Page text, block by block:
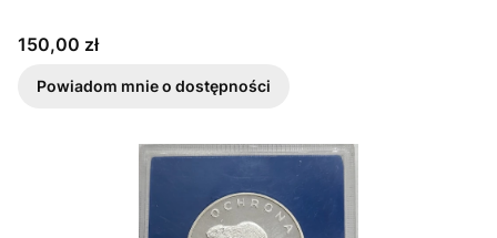
Cena
150,00 zł
Powiadom mnie o dostępności